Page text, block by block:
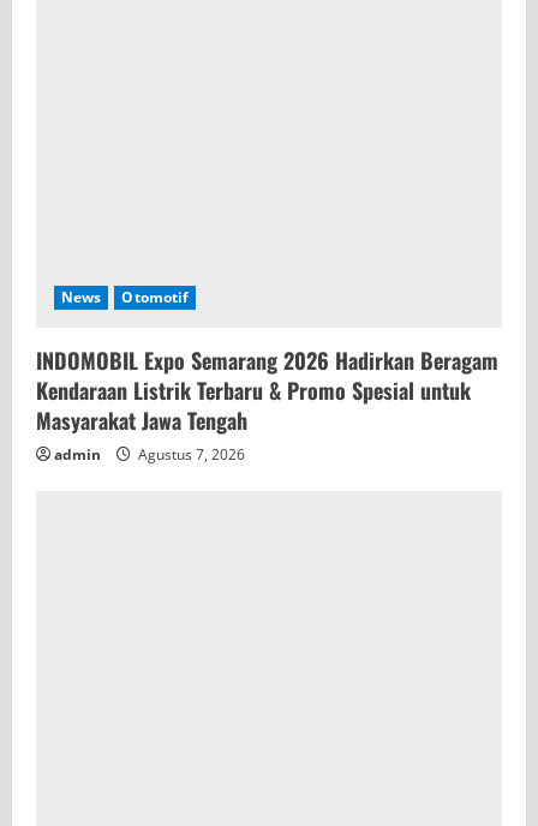
News Otomotif
INDOMOBIL Expo Semarang 2026 Hadirkan Beragam
Kendaraan Listrik Terbaru & Promo Spesial untuk
Masyarakat Jawa Tengah
admin Agustus 7, 2026